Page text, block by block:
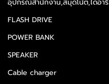
อุปกรณ์สำนักงาน,สมุดโน้ต,ไดอารี่
FLASH DRIVE
POWER BANK
SPEAKER
Cable charger